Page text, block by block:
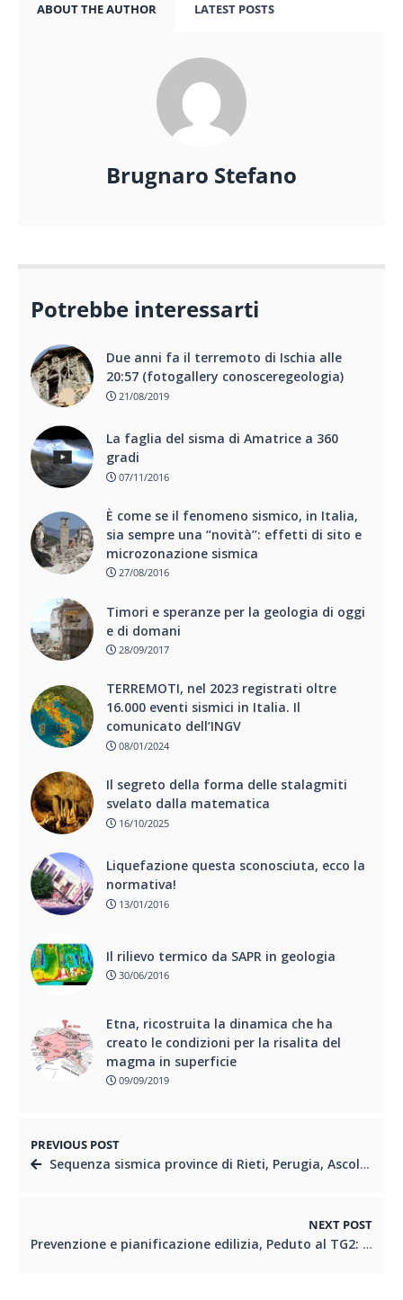
ABOUT THE AUTHOR LATEST POSTS
Brugnaro Stefano
Potrebbe interessarti
Due anni fa il terremoto di Ischia alle
20:57 (fotogallery conosceregeologia)
21/08/2019
La faglia del sisma di Amatrice a 360
gradi
07/11/2016
È come se il fenomeno sismico, in Italia,
sia sempre una “novità’’: effetti di sito e
microzonazione sismica
27/08/2016
Timori e speranze per la geologia di oggi
e di domani
28/09/2017
TERREMOTI, nel 2023 registrati oltre
16.000 eventi sismici in Italia. Il
comunicato dell’INGV
08/01/2024
Il segreto della forma delle stalagmiti
svelato dalla matematica
16/10/2025
Liquefazione questa sconosciuta, ecco la
normativa!
13/01/2016
Il rilievo termico da SAPR in geologia
30/06/2016
Etna, ricostruita la dinamica che ha
creato le condizioni per la risalita del
magma in superficie
09/09/2019
PREVIOUS POST
Sequenza sismica province di Rieti, Perugia, Ascoli P., L’Aquila e Teramo: aggiornamento ore 08.00 – 31 agosto – NOTA STAMPA INGV
NEXT POST
Prevenzione e pianificazione edilizia, Peduto al TG2: ”Le carte di microzonazione sismica sono fondamentali”